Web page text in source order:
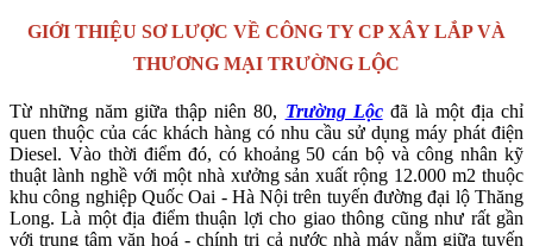
GIỚI THIỆU SƠ LƯỢC VỀ CÔNG TY CP XÂY LẮP VÀ
THƯƠNG MẠI TRƯỜNG LỘC
Từ những năm giữa thập niên 80, Trường Lộcđã là một địa chỉ
quen thuộc của các khách hàng có nhu cầu sử dụng máy phát điện
Diesel. Vào thời điểm đó, có khoảng 50 cán bộ và công nhân kỹ
thuật lành nghề với một nhà xưởng sản xuất rộng 12.000 m2 thuộc
khu công nghiệp Quốc Oai - Hà Nội trên tuyến đường đại lộ Thăng
Long. Là một địa điểm thuận lợi cho giao thông cũng như rất gần
với trung tâm văn hoá - chính trị cả nước nhà máy nằm giữa tuyến